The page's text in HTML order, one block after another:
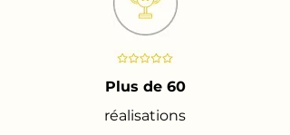
Plus de 60
réalisations